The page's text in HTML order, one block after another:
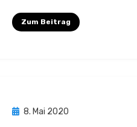
Zum Beitrag
Posted
8. Mai 2020